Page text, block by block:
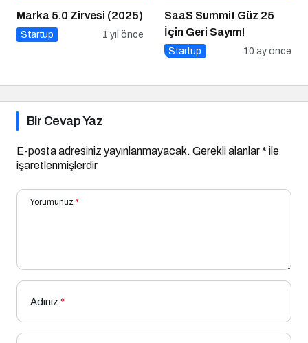
Marka 5.0 Zirvesi (2025)
Startup 1 yıl önce
SaaS Summit Güz 25
İçin Geri Sayım!
Startup 10 ay önce
Bir Cevap Yaz
E-posta adresiniz yayınlanmayacak. Gerekli alanlar* ile
işaretlenmişlerdir
Yorumunuz *
Adınız *